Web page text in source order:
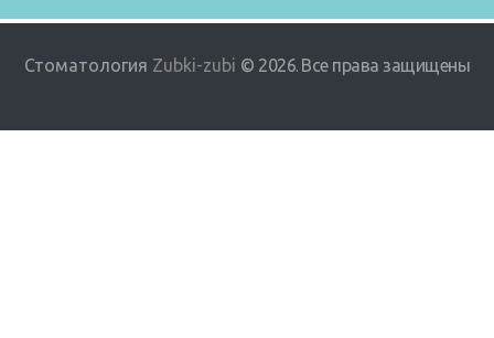
Стоматология Zubki-zubi © 2026. Все права защищены